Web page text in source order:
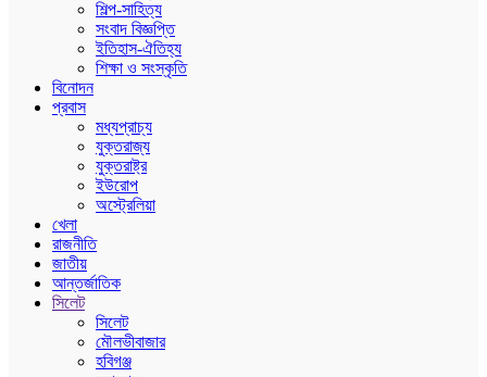
শিল্প-সাহিত্য
সংবাদ বিজ্ঞপ্তি
ইতিহাস-ঐতিহ্য
শিক্ষা ও সংস্কৃতি
বিনোদন
প্রবাস
মধ্যপ্রাচ্য
যুক্তরাজ্য
যুক্তরাষ্ট্র
ইউরোপ
অস্ট্রেলিয়া
খেলা
রাজনীতি
জাতীয়
আন্তর্জাতিক
সিলেট
সিলেট
মৌলভীবাজার
হবিগঞ্জ